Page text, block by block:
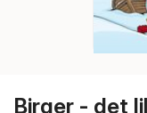
Birger - det